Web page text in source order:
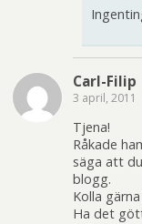
Carl-Filip
3 april, 2011
Tjena!
Råkade
säga att
blogg.
Kolla
Ha det